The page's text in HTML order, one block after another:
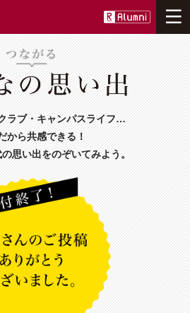
ラブ・キャンパスライフ…
から共感できる！
思い出をのぞいてみよう。
ニュース
事業について
つながる
ひろがる